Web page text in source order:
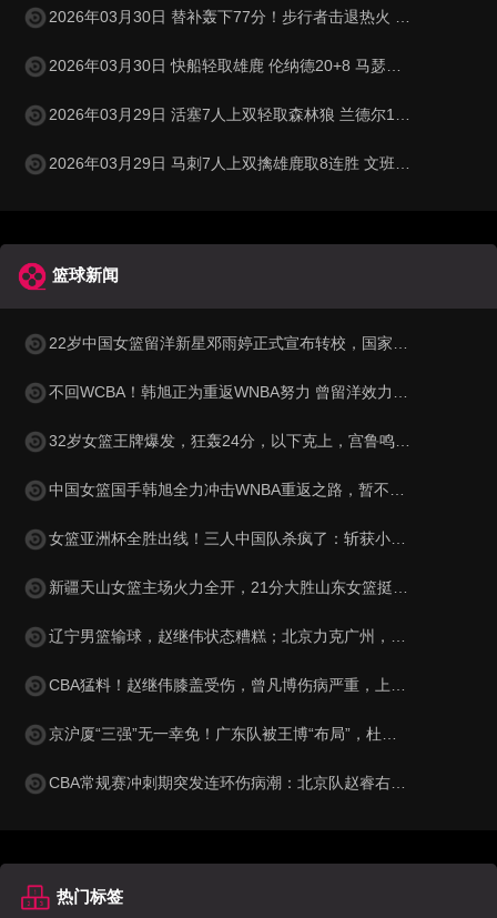
2026年03月30日 替补轰下77分！步行者击退热火 西卡30+11+6 希罗31分
2026年03月30日 快船轻取雄鹿 伦纳德20+8 马瑟林28+6 特伦特空砍36分
2026年03月29日 活塞7人上双轻取森林狼 兰德尔13中2 纳兹·里德15中3
2026年03月29日 马刺7人上双擒雄鹿取8连胜 文班23+15+6 卡斯尔22+10+10
篮球新闻
22岁中国女篮留洋新星邓雨婷正式宣布转校，国家队未来或迎来锋线新力量
不回WCBA！韩旭正为重返WNBA努力 曾留洋效力纽约自由人
32岁女篮王牌爆发，狂轰24分，以下克上，宫鲁鸣或拿她代替李梦？
中国女篮国手韩旭全力冲击WNBA重返之路，暂不回归WCBA聚焦顶级赛场
女篮亚洲杯全胜出线！三人中国队杀疯了：斩获小组第1晋级8强
新疆天山女篮主场火力全开，21分大胜山东女篮挺进半决赛，武桐桐助攻如潮，将对手已经击溃，战斗到底，实力无可争议！
辽宁男篮输球，赵继伟状态糟糕；北京力克广州，三将表现出色；上海15连胜，洛夫顿闹情绪
CBA猛料！赵继伟膝盖受伤，曾凡博伤病严重，上海男篮将帅不合！
京沪厦“三强”无一幸免！广东队被王博“布局”，杜锋总决赛梦难圆
CBA常规赛冲刺期突发连环伤病潮：北京队赵睿右腿拉伤休战两周，辽宁队裁掉哈维签下德甲篮板王，广东队杜锋帅位风雨飘摇
热门标签